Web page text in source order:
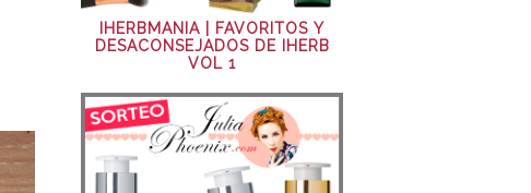
IHERBMANIA | FAVORITOS Y
DESACONSEJADOS DE IHERB
VOL 1